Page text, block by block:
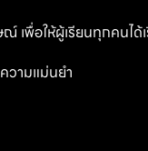
เพื่อให้ผู้เรียนทุกคนได้
วามแม่นยำ